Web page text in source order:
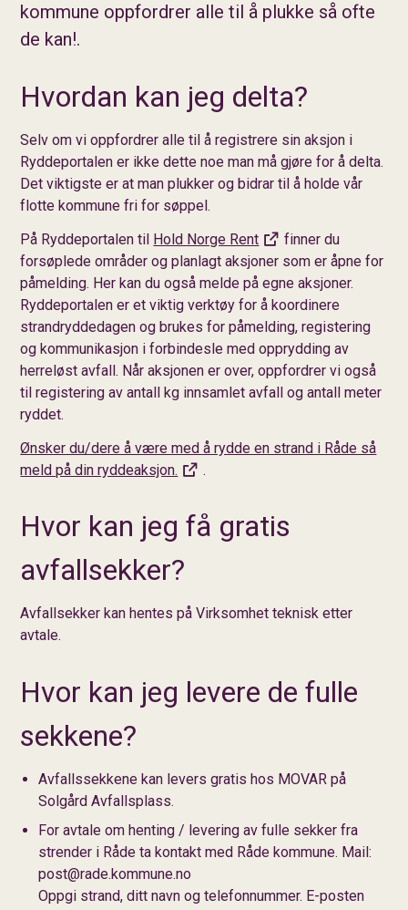
kommune oppfordrer alle til å plukke så ofte
de kan!.
Hvordan kan jeg delta?
Selv om vi oppfordrer alle til å registrere sin aksjon i
Ryddeportalen er ikke dette noe man må gjøre for å delta.
Det viktigste er at man plukker og bidrar til å holde vår
flotte kommune fri for søppel.
På Ryddeportalen til Hold Norge Rent
finner du
forsøplede områder og planlagt aksjoner som er åpne for
påmelding. Her kan du også melde på egne aksjoner.
Ryddeportalen er et viktig verktøy for å koordinere
strandryddedagen og brukes for påmelding, registering
og kommunikasjon i forbindesle med opprydding av
herreløst avfall. Når aksjonen er over, oppfordrer vi også
til registering av antall kg innsamlet avfall og antall meter
ryddet.
Ønsker du/dere å være med å rydde en strand i Råde så
meld på din ryddeaksjon.
.
Hvor kan jeg få gratis
avfallsekker?
Avfallsekker kan hentes på Virksomhet teknisk etter
avtale.
Hvor kan jeg levere de fulle
sekkene?
Avfallssekkene kan levers gratis hos MOVAR på
Solgård Avfallsplass.
For avtale om henting / levering av fulle sekker fra
strender i Råde ta kontakt med Råde kommune. Mail:
post@rade.kommune.no
Oppgi strand, ditt navn og telefonnummer. E-posten